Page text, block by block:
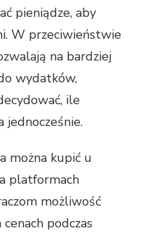
pieniądze, aby
W przeciwieństwie
na bardziej
wydatków,
ile
jednocześnie.
można kupić u
platformach
możliwość
podczas